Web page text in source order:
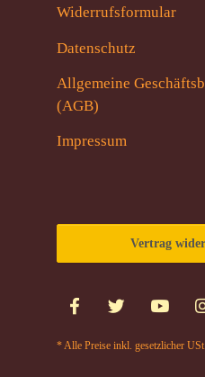
Widerrufsformular
Datenschutz
Allgemeine
(AGB)
Impressum
Vertrag
* Alle Preise inkl. gesetzlicher